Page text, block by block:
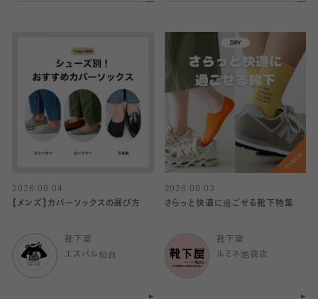
2026.08.04
【メンズ】カバーソックスの選び方
靴下屋
エスパル仙台
2026.08.03
さらっと快適に過ごせる靴下特集
靴下屋
ルミネ池袋店